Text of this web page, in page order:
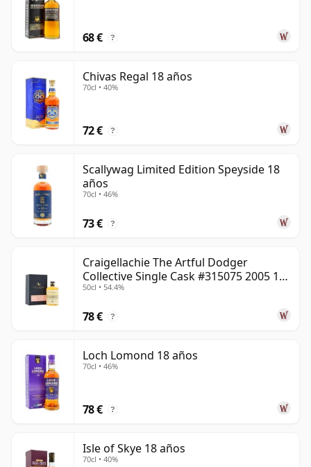
68 € ?
Chivas Regal 18 años
70cl • 40%
72 € ?
Scallywag Limited Edition Speyside 18
años
70cl • 46%
73 € ?
Craigellachie The Artful Dodger
Collective Single Cask #315075 2005 18
años
50cl • 54.4%
78 € ?
Loch Lomond 18 años
70cl • 46%
78 € ?
Isle of Skye 18 años
70cl • 40%